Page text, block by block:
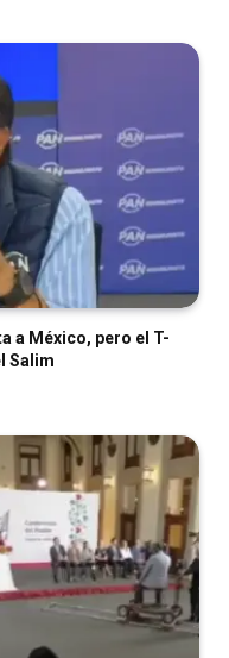
a México, pero el T-
Salim